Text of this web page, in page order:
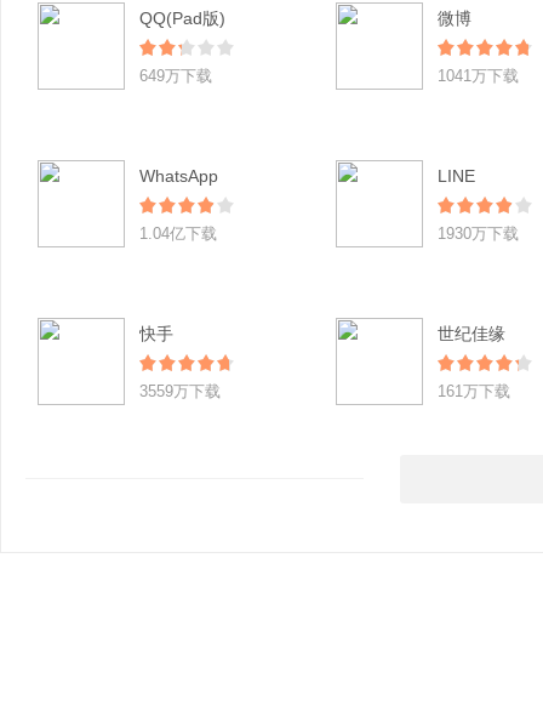
QQ(Pad版)
649万下载
微博
1041万下载
WhatsApp
1.04亿下载
LINE
1930万下载
快手
3559万下载
世纪佳缘
161万下载